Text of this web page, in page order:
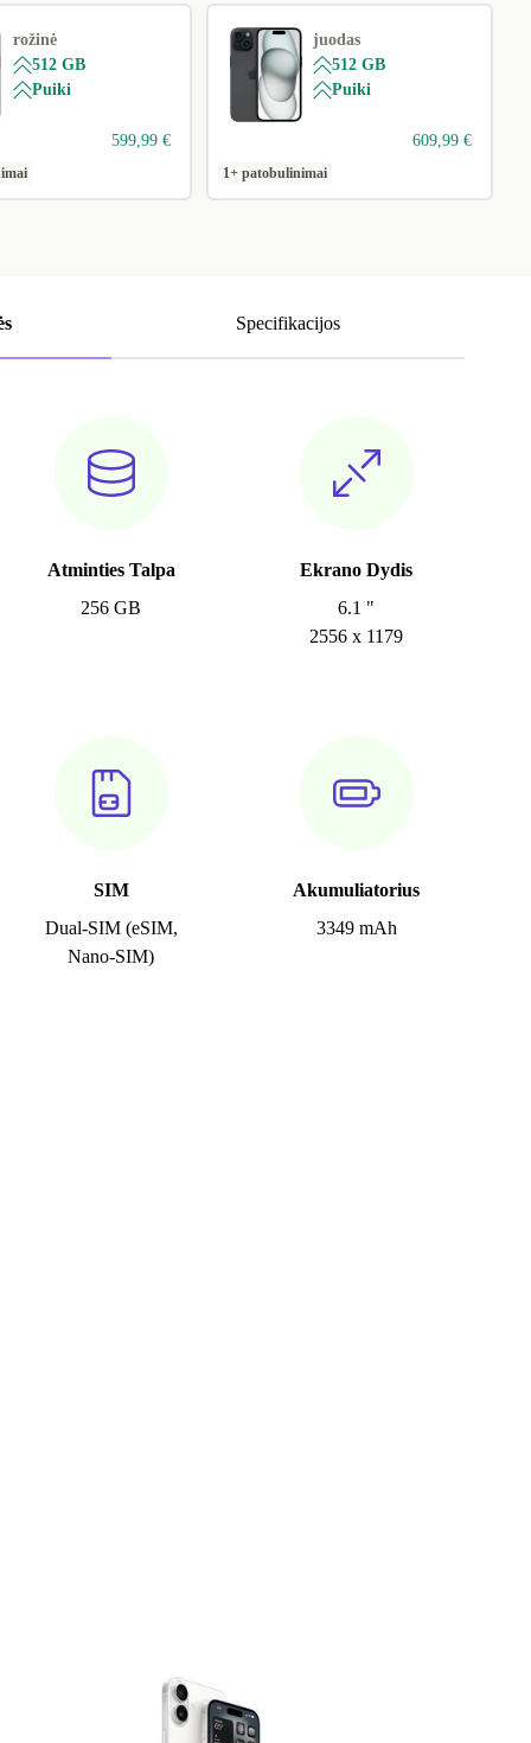
rožinė
512 GB
Puiki
599,99 €
juodas
512 GB
Puiki
609,99 €
1+ patobulinimai
Specifikacijos
Atminties Talpa
256 GB
Ekrano Dydis
6.1 "
2556 x 1179
SIM
Dual-SIM (eSIM,
Nano-SIM)
Akumuliatorius
3349 mAh